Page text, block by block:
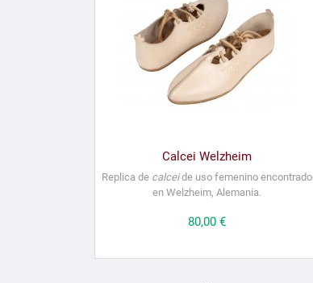
Calcei Welzheim
Replica de calceide uso femenino encontrado
en Welzheim, Alemania.
Precio
80,00 €